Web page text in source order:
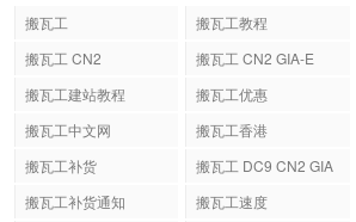
搬瓦工 搬瓦工教程
搬瓦工 CN2
搬瓦工 CN2 GIA-E
搬瓦工建站教程 搬瓦工优惠
搬瓦工中文网
搬瓦工香港
搬瓦工补货
搬瓦工 DC9 CN2 GIA
搬瓦工补货通知
搬瓦工速度